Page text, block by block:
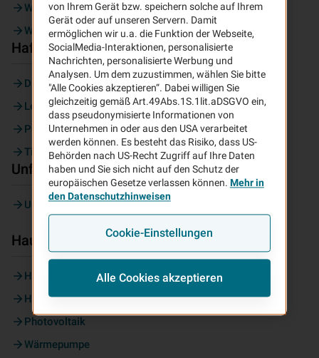
Wohnmobil
Wohnwagen
Haftpflicht
Diensthaftpflicht
Lehrer
Privathaftpflicht
Tierhalter
Unfall
Unfallversicherung
Haus & Wohnen
Haus & Grundbesitz
Hausrat
Photovoltaik
Wärmepumpe
von Ihrem Gerät bzw. speichern solche auf Ihrem
Gerät oder auf unseren Servern. Damit
ermöglichen wir u.a. die Funktion der Webseite,
SocialMedia-Interaktionen, personalisierte
Nachrichten, personalisierte Werbung und
Analysen. Um dem zuzustimmen, wählen Sie bitte
"Alle Cookies akzeptieren“. Dabei willigen Sie
gleichzeitig gemäß Art.49Abs.1S.1lit.aDSGVO ein,
dass pseudonymisierte Informationen von
Unternehmen in oder aus den USA verarbeitet
werden können. Es besteht das Risiko, dass US-
Behörden nach US-Recht Zugriff auf Ihre Daten
haben und Sie sich nicht auf den Schutz der
europäischen Gesetze verlassen können. Mehr in
den Datenschutzhinweisen
Cookie-Einstellungen
Alle Cookies akzeptieren